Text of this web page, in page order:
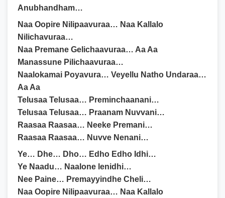
Anubhandham…
Naa Oopire Nilipaavuraa… Naa Kallalo
Nilichavuraa…
Naa Premane Gelichaavuraa… Aa Aa
Manassune Pilichaavuraa…
Naalokamai Poyavura… Veyellu Natho Undaraa…
Aa Aa
Telusaa Telusaa… Preminchaanani…
Telusaa Telusaa… Praanam Nuvvani…
Raasaa Raasaa… Neeke Premani…
Raasaa Raasaa… Nuvve Nenani…
Ye… Dhe… Dho… Edho Edho Idhi…
Ye Naadu… Naalone lenidhi…
Nee Paine… Premayyindhe Cheli…
Naa Oopire Nilipaavuraa… Naa Kallalo